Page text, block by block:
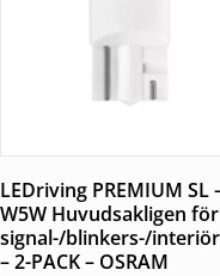
LEDriving PREMIUM SL
W5W Huvudsakligen för
signal-/blinkers-/
– 2-PACK – OSRAM